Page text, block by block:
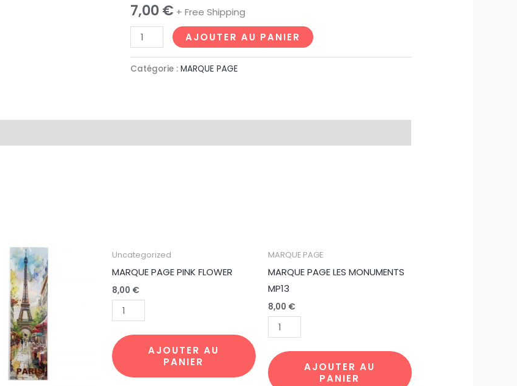
7,00€ + Free Shipping
TROIT
MP11
AJOUTER AU PANIER
Catégorie : MARQUE PAGE
Uncategorized
MARQUE PAGE PINK FLOWER
8,00 €
quantité
de
MARQUE
PAGE
PINK
FLOWER
AJOUTER AU
PANIER
MARQUE PAGE
MARQUE PAGE LES MONUMENTS
MP13
8,00 €
quantité
de
MARQUE
PAGE
LES
MONUMENTS
MP13
AJOUTER AU
PANIER